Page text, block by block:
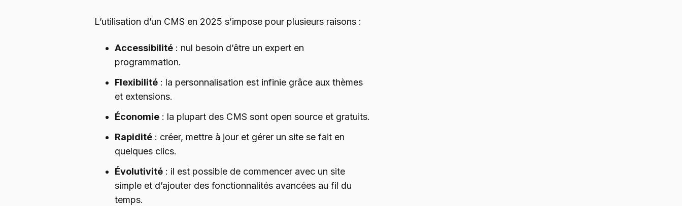
L’utilisation d’un CMS en 2025 s’impose pour plusieurs raisons :
Accessibilité : nul besoin d’être un expert en
programmation.
Flexibilité : la personnalisation est infinie grâce aux thèmes
et extensions.
Économie : la plupart des CMS sont open source et gratuits.
Rapidité : créer, mettre à jour et gérer un site se fait en
quelques clics.
Évolutivité : il est possible de commencer avec un site
simple et d’ajouter des fonctionnalités avancées au fil du
temps.